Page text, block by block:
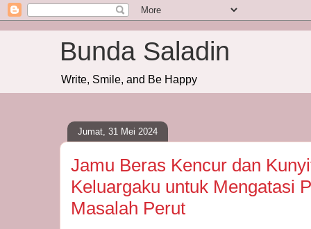
Bunda Saladin
Write, Smile, and Be Happy
Jumat, 31 Mei 2024
Jamu Beras Kencur dan
Keluargaku untuk Mengatasi
Masalah Perut